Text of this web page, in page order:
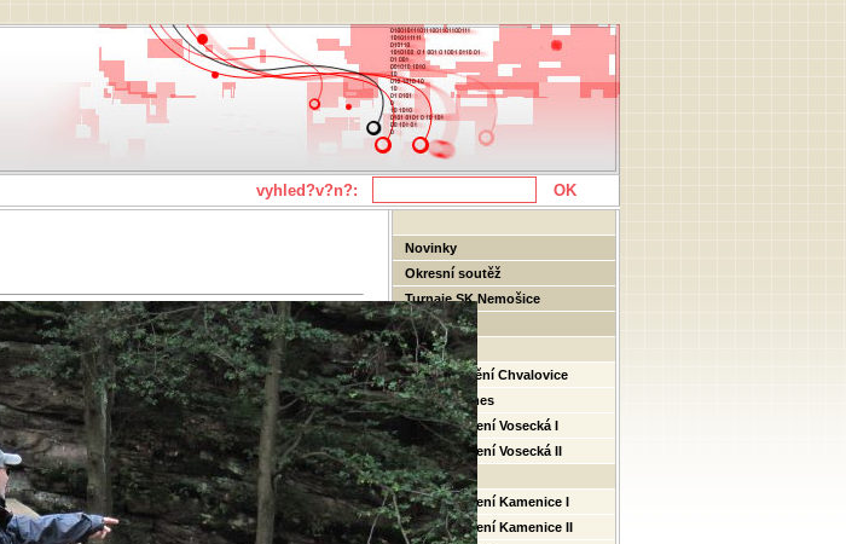
vyhled?v?n?:
Novinky
Okresní soutěž
Turnaje SK Nemošice
Fotogalerie
2016
Soustředění Chvalovice
NBA Games
Soustřeďení Vosecká I
Soustřeďení Vosecká II
2015
Soustřeďení Kamenice I
Soustřeďení Kamenice II